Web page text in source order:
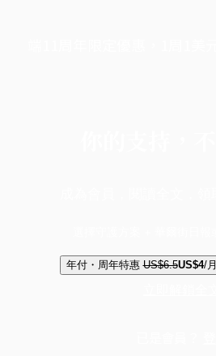
年付・周年特惠 US$6.5US$4/月